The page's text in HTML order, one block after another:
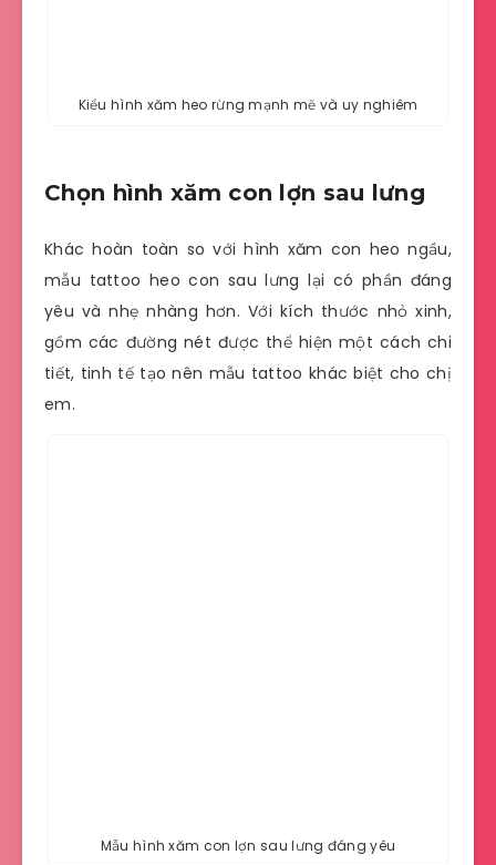
Kiểu hình xăm heo rừng mạnh mẽ và uy nghiêm
Chọn hình xăm con lợn sau lưng
Khác hoàn toàn so với hình xăm con heo ngầu,
mẫu tattoo heo con sau lưng lại có phần đáng
yêu và nhẹ nhàng hơn. Với kích thước nhỏ xinh,
gồm các đường nét được thể hiện một cách chi
tiết, tinh tế tạo nên mẫu tattoo khác biệt cho chị
em.
Mẫu hình xăm con lợn sau lưng đáng yêu